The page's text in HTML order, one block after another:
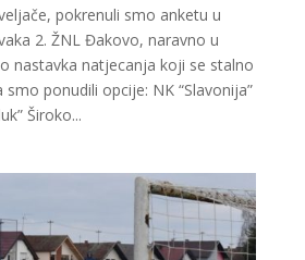
pokrenuli smo anketu u
2. ŽNL Đakovo, naravno u
nastavka natjecanja koji se stalno
ponudili opcije: NK “Slavonija”
Široko...